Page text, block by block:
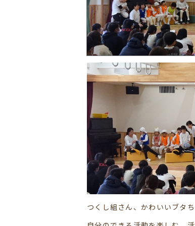
つくし組さん、かわいいブタ